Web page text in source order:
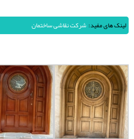
لینک های مفید: شرکت نقاشی ساختمان